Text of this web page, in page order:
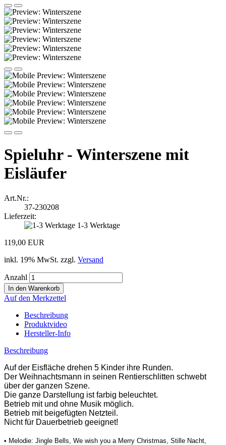
Spieluhr - Winterszene mit
Eisläufer
Art.Nr.:
37-230208
Lieferzeit:
1-3 Werktage
119,00 EUR
inkl. 19% MwSt. zzgl. Versand
Anzahl
Auf den Merkzettel
Beschreibung
Produktvideo
Hersteller-Info
Beschreibung
Auf der Eisfläche drehen 5 Kinder ihre Runden.
Der Weihnachtsmann in seinen Rentierschlitten schwebt
über der ganzen Szene.
Die ganze Darstellung ist farbig beleuchtet.
Betrieb mit und ohne Musik möglich.
Betrieb mit beigefügten Netzteil.
Nicht für Dauerbetrieb geeignet!
• Melodie: Jingle Bells, We wish you a Merry Christmas, Stille Nacht,